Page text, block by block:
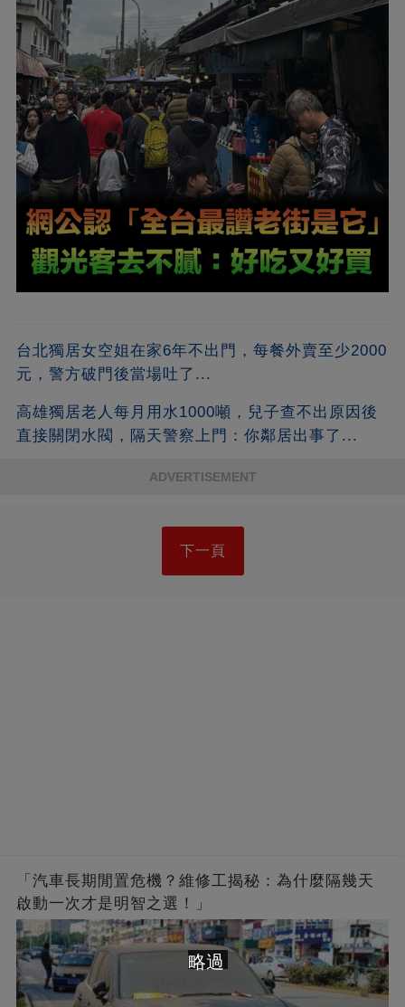
台北獨居女空姐在家6年不出門，每餐外賣至少2000
元，警方破門後當場吐了...
高雄獨居老人每月用水1000噸，兒子查不出原因後
直接關閉水閥，隔天警察上門：你鄰居出事了...
ADVERTISEMENT
下一頁
「汽車長期閒置危機？維修工揭秘：為什麼隔幾天
啟動一次才是明智之選！」
略過